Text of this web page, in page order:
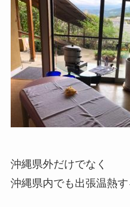
沖縄県外だけでなく
沖縄県内でも出張温熱